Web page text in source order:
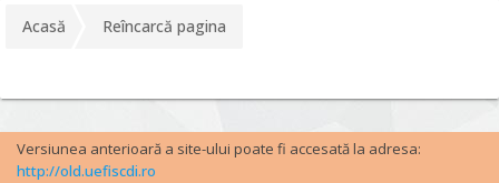
Acasă Reîncarcă pagina
Versiunea anterioară a site-ului poate fi accesată la adresa:
http://old.uefiscdi.ro